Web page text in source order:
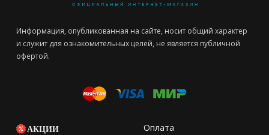
Информация, опубликованная на сайте, носит общий характер
и служит для ознакомительных целей, не является публичной
офертой.
АКЦИИ Оплата